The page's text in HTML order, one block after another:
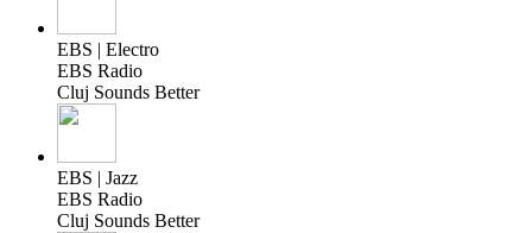
EBS | Electro
EBS Radio
Cluj Sounds Better
EBS | Jazz
EBS Radio
Cluj Sounds Better